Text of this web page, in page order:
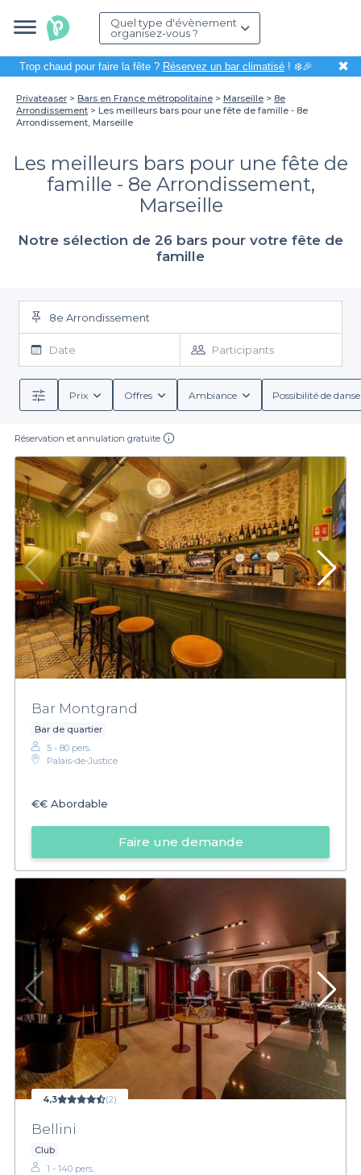
Quel type d'évènement
organisez-vous ?
Trop chaud pour faire la fête ? Réservez un bar climatisé! ❄️🎉 ✖
Privateaser Bars en France métropolitaine Marseille
8e
Arrondissement
Les meilleurs bars pour une fête de famille - 8e
Arrondissement, Marseille
Les meilleurs bars pour une fête de
famille - 8e Arrondissement,
Marseille
Notre sélection de 26 bars pour votre fête de
famille
8e Arrondissement
Date Participants
Prix Offres Ambiance Possibilité de
Réservation et annulation gratuite
Bar Montgrand
Bar de quartier
5 - 80 pers.
Palais-de-Justice
€€ Abordable
Faire une demande
4,3 (2)
Bellini
Club
1 - 140 pers.